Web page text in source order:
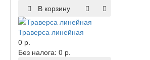
В корзину
Траверса линейная
0 р.
Без налога: 0 р.